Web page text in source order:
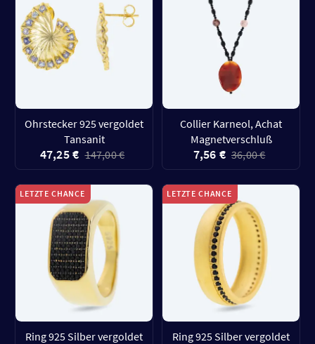
Ohrstecker 925 vergoldet
Tansanit
47,25 € 147,00 €
Collier Karneol, Achat
Magnetverschluß
7,56 € 36,00 €
LETZTE CHANCE
Ring 925 Silber vergoldet
LETZTE CHANCE
Ring 925 Silber vergoldet